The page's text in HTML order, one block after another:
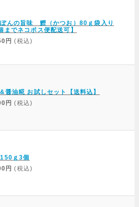
んの旨味 鰹（かつお）80ｇ袋入り
までネコポス便配送可】
円 (税込)
醤油糀 お試しセット【送料込】
円 (税込)
ｇ3個
円 (税込)